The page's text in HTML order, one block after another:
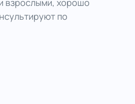
взрослыми, хорошо
по